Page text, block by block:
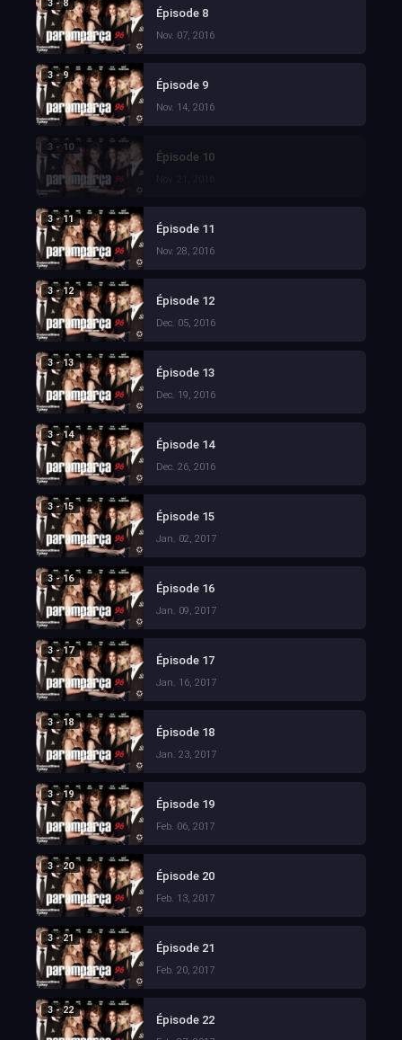
3 - 8
Épisode 8
Nov. 07, 2016
3 - 9
Épisode 9
Nov. 14, 2016
3 - 10
Épisode 10
3 - 11
Épisode 11
Nov. 28, 2016
3 - 12
Épisode 12
Dec. 05, 2016
3 - 13
Épisode 13
Dec. 19, 2016
3 - 14
Épisode 14
Dec. 26, 2016
3 - 15
Épisode 15
Jan. 02, 2017
3 - 16
Épisode 16
Jan. 09, 2017
3 - 17
Épisode 17
Jan. 16, 2017
3 - 18
Épisode 18
Jan. 23, 2017
3 - 19
Épisode 19
Feb. 06, 2017
3 - 20
Épisode 20
Feb. 13, 2017
3 - 21
Épisode 21
Feb. 20, 2017
3 - 22
Épisode 22